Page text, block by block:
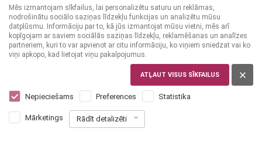
Mēs izmantojam sīkfailus, lai personalizētu saturu un reklāmas,
nodrošinātu sociālo saziņas līdzekļu funkcijas un analizētu mūsu
datplūsmu. Informāciju par to, kā jūs izmantojat mūsu vietni, mēs arī
kopīgojam ar saviem sociālās saziņas līdzekļu, reklamēšanas un analīzes
partneriem, kuri to var apvienot ar citu informāciju, ko viņiem sniedzat vai ko
viņi apkopo, kad lietojat viņu pakalpojumus.
ATĻAUT VISUS SĪKFAILUS
Nepieciešams Preferences Statistika
Mārketings Rādīt detalizēti
Khortytsa Platinum 1 L
16 99 €